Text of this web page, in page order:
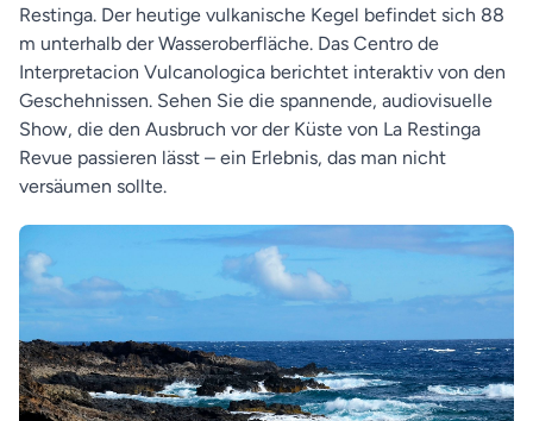
Restinga. Der heutige vulkanische Kegel befindet sich 88
m unterhalb der Wasseroberfläche. Das Centro de
Interpretacion Vulcanologica berichtet interaktiv von den
Geschehnissen. Sehen Sie die spannende, audiovisuelle
Show, die den Ausbruch vor der Küste von La Restinga
Revue passieren lässt – ein Erlebnis, das man nicht
versäumen sollte.